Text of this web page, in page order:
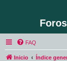
FAQ
Inicio Índice